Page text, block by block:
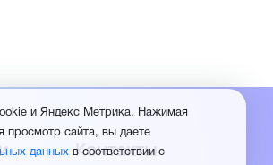
Контакты
и Яндекс Метрика. Нажимая
просмотр сайта, вы даете
данных в соответствии с